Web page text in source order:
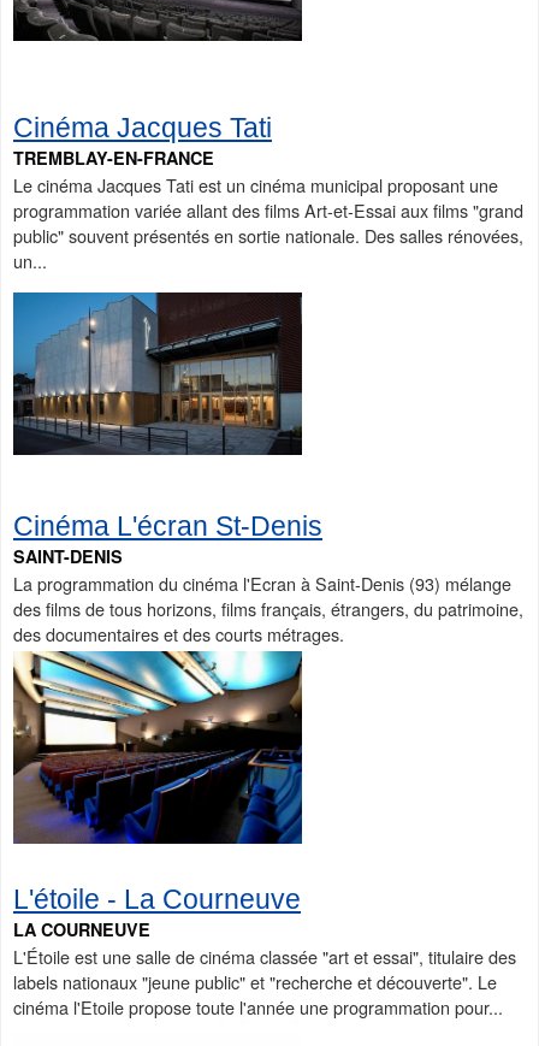
Cinéma Jacques Tati
TREMBLAY-EN-FRANCE
Le cinéma Jacques Tati est un cinéma municipal proposant une
programmation variée allant des films Art-et-Essai aux films "grand
public" souvent présentés en sortie nationale. Des salles rénovées,
un...
Cinéma L'écran St-Denis
SAINT-DENIS
La programmation du cinéma l'Ecran à Saint-Denis (93) mélange
des films de tous horizons, films français, étrangers, du patrimoine,
des documentaires et des courts métrages.
L'étoile - La Courneuve
LA COURNEUVE
L'Étoile est une salle de cinéma classée "art et essai", titulaire des
labels nationaux "jeune public" et "recherche et découverte". Le
cinéma l'Etoile propose toute l'année une programmation pour...